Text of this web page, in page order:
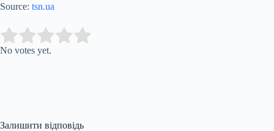
Source: tsn.ua
Rate this item:
No votes yet.
Залишити відповідь